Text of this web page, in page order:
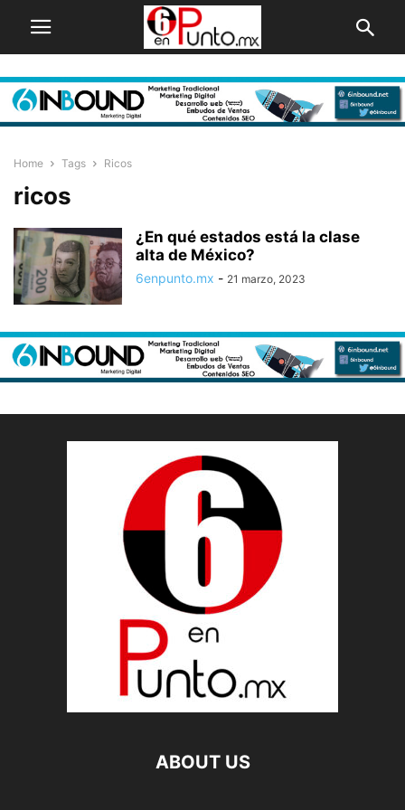
Home Tags Ricos
ricos
¿En qué estados está la clase
alta de México?
6enpunto.mx - 21 marzo, 2023
ABOUT US